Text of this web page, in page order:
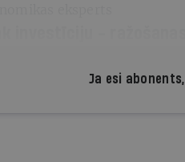
Ja esi abonents,